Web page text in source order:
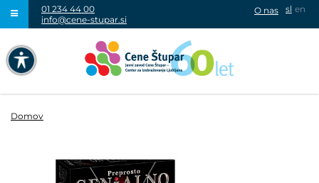
NAVIGACIJA PREKO TIPKOVNICE
01 234 44 00
info@cene-stupar.si
sl en
O nas
Domov